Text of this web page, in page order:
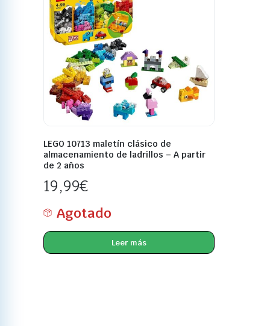
LEGO 10713 maletín clásico de
almacenamiento de ladrillos – A partir
de 2 años
19,99€
Agotado
Leer más